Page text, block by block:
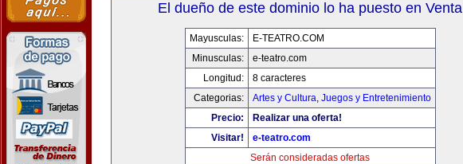
El dueño de este dominio lo ha puesto en Venta
Mayusculas:
E-TEATRO.COM
Minusculas:
e-teatro.com
Longitud:
8 caracteres
Categorias:
Artes y Cultura, Juegos y Entretenimiento
Precio:
Realizar una oferta!
Visitar!
e-teatro.com
Serán consideradas ofertas